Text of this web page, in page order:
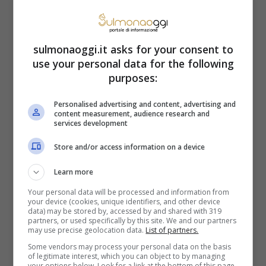
Le indicazioni dell’analisi
grafica per le quotazioni di
Saras
Come si vede dal grafico, la tendenza in
corso è rialzista. Tuttavia, non si può non
notare come dopo l’exploit di inizio
febbraio le quotazioni si siano come
bloccate. Dal quel momento, infatti, non
solo si sono mosse all’interno dell’ampia
barra rialzista, ma sono state anche
contenute dal trading range 1,684 € –
sulmonaoggi.it asks for your consent to
use your personal data for the following
purposes:
Personalised advertising and content, advertising and
content measurement, audience research and
services development
Store and/or access information on a device
Learn more
Your personal data will be processed and information from
your device (cookies, unique identifiers, and other device
data) may be stored by, accessed by and shared with 319
partners, or used specifically by this site. We and our partners
may use precise geolocation data. List of partners.
Some vendors may process your personal data on the basis
of legitimate interest, which you can object to by managing